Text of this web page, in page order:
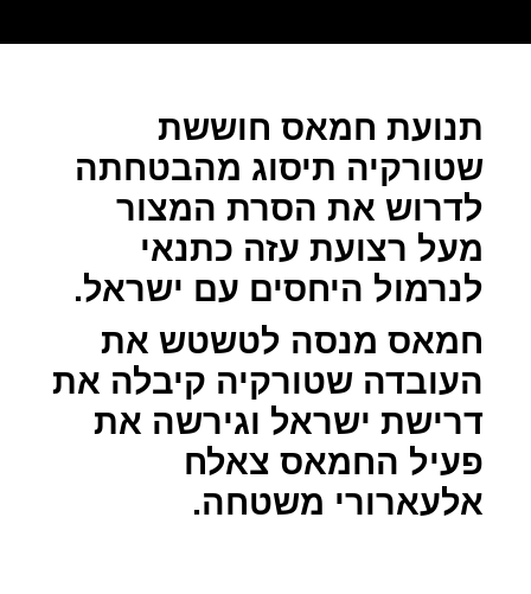
תנועת חמאס חוששת
שטורקיה תיסוג מהבטחתה
לדרוש את הסרת המצור
מעל רצועת עזה כתנאי
לנרמול היחסים עם ישראל.
חמאס מנסה לטשטש את
העובדה שטורקיה קיבלה את
דרישת ישראל וגירשה את
פעיל החמאס צאלח
אלעארורי משטחה.